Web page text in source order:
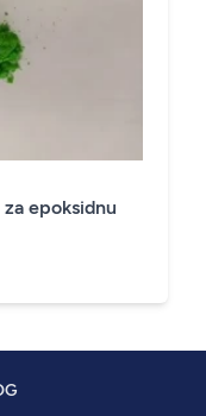
epoksidnu